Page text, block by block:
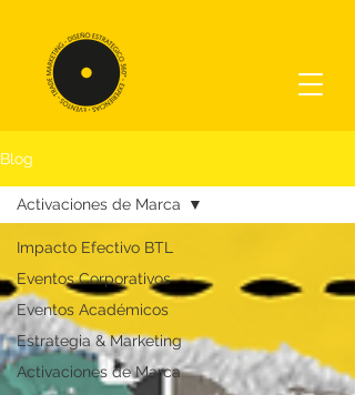
Blog
Impacto Efectivo BTL
Eventos Corporativos
Eventos Académicos
Estrategia & Marketing
Activaciones de Marca
Activaciones de Marca